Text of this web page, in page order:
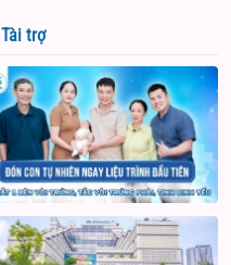
Tài trợ